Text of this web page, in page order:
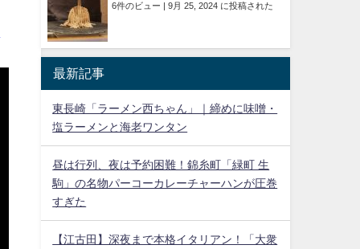
6件のビュー | 9月 25, 2024 に投稿された
最新記事
東長崎「ラーメン西ちゃん」｜締めに味噌・
塩ラーメンと海老ワンタン
昼は行列、夜は予約困難！錦糸町「緑町 生
駒」の名物パーコーカレーチャーハンが圧巻
すぎた
【江古田】深夜まで本格イタリアン！「大衆